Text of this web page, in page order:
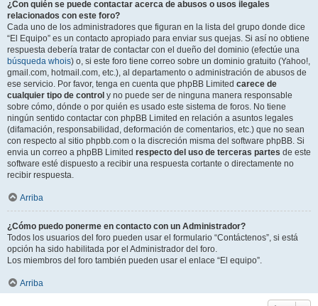
¿Con quién se puede contactar acerca de abusos o usos ilegales
relacionados con este foro?
Cada uno de los administradores que figuran en la lista del grupo donde dice
“El Equipo” es un contacto apropiado para enviar sus quejas. Si así no obtiene
respuesta debería tratar de contactar con el dueño del dominio (efectúe una
búsqueda whois) o, si este foro tiene correo sobre un dominio gratuito (Yahoo!,
gmail.com, hotmail.com, etc.), al departamento o administración de abusos de
ese servicio. Por favor, tenga en cuenta que phpBB Limited carece de
cualquier tipo de control y no puede ser de ninguna manera responsable
sobre cómo, dónde o por quién es usado este sistema de foros. No tiene
ningún sentido contactar con phpBB Limited en relación a asuntos legales
(difamación, responsabilidad, deformación de comentarios, etc.) que no sean
con respecto al sitio phpbb.com o la discreción misma del software phpBB. Si
envia un correo a phpBB Limited respecto del uso de terceras partes de este
software esté dispuesto a recibir una respuesta cortante o directamente no
recibir respuesta.
Arriba
¿Cómo puedo ponerme en contacto con un Administrador?
Todos los usuarios del foro pueden usar el formulario “Contáctenos”, si está
opción ha sido habilitada por el Administrador del foro.
Los miembros del foro también pueden usar el enlace “El equipo”.
Arriba